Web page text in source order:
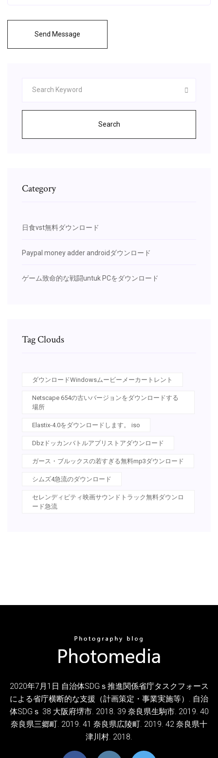
Send Message
Search
Category
日食vst無料ダウンロード
Paypal money adder androidダウンロード
ゲーム致命的な戦闘untuk PCをダウンロード
Tag Clouds
ダウンロードWindowsムービーメーカートレント
Netscape 654の古いバージョンをダウンロードする
場所
Elastix-4.0をダウンロードします。 iso
Dbzドッカンバトルアプリストアダウンロード
ガース・ブルックスの若すぎる無料mp3ダウンロード
シムズ4急流のダウンロード
セレンディピティ映画サウンドトラック無料ダウンロ
ード急流
2020年7月1日 自治体SDGｓ推進関係省庁タスクフォース
による省庁横断的な支援（計画策定・事業実施等）. 自治
体SDGｓ 38 大阪府堺市. 2018. 39 奈良県生駒市. 2019. 40
奈良県三郷町. 2019. 41 奈良県広陵町. 2019. 42 奈良県十
津川村. 2018.